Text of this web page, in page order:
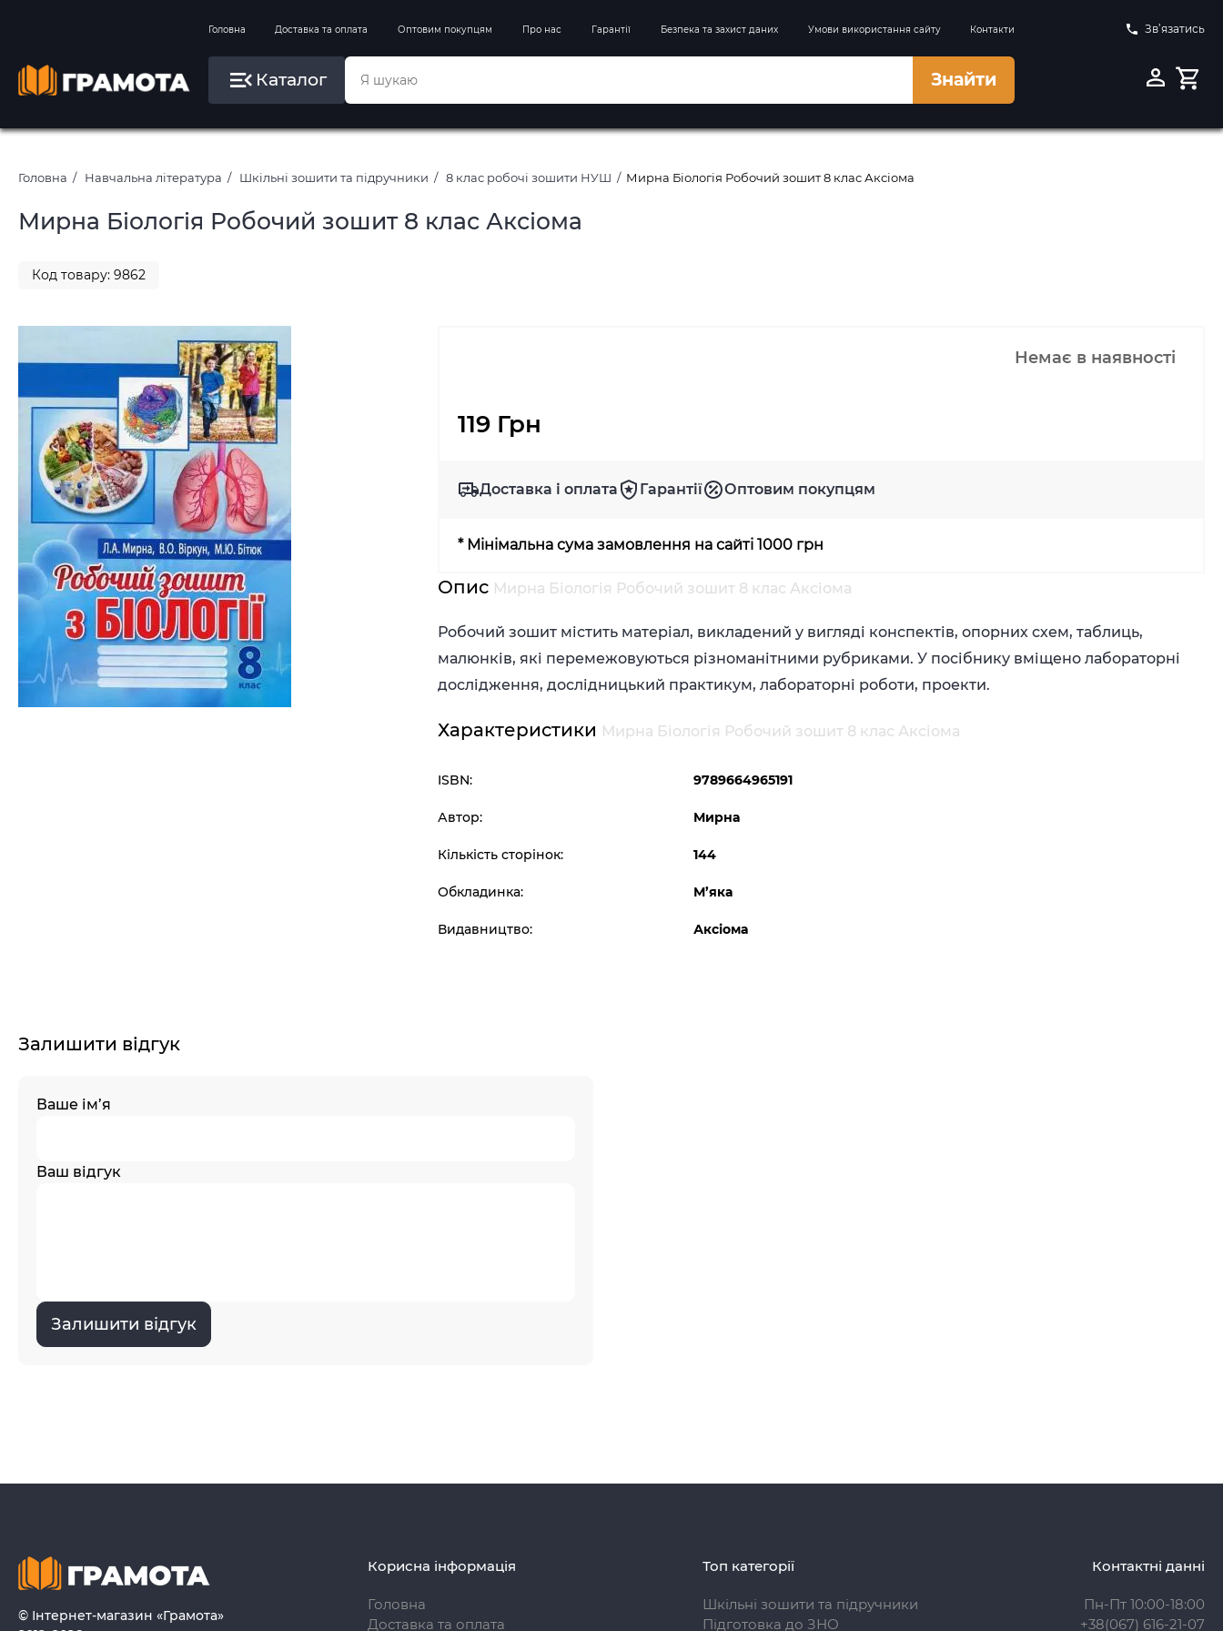
Головна Доставка та оплата Оптовим покупцям Про нас Гарантії Безпека та захист даних Умови використання сайту Контакти Зв’язатись
Каталог Знайти
Вправи на зимові канікули
Літо, пляж, плавання, басейни
Картини за номерами
Головна Навчальна література Шкільні зошити та підручники 8 клас робочі зошити НУШ Мирна Біологія Робочий зошит 8 клас Аксіома
Мирна Біологія Робочий зошит 8 клас Аксіома
Код товару: 9862
Немає в наявності
119 Грн
Доставка і оплата Гарантії Оптовим покупцям
* Мінімальна сума замовлення на сайті 1000 грн
Опис Мирна Біологія Робочий зошит 8 клас Аксіома
Робочий зошит містить матеріал, викладений у вигляді конспектів, опорних схем, таблиць,
малюнків, які перемежовуються різноманітними рубриками. У посібнику вміщено лабораторні
дослідження, дослідницький практикум, лабораторні роботи, проекти.
Характеристики Мирна Біологія Робочий зошит 8 клас Аксіома
ISBN: 9789664965191
Автор: Мирна
Кількість сторінок: 144
Обкладинка: М’яка
Видавництво: Аксіома
Залишити відгук
Ваше ім’я
Ваш відгук
Залишити відгук
© Інтернет-магазин «Грамота»
Корисна інформація
Головна
Доставка та оплата
Топ категорії
Шкільні зошити та підручники
Підготовка до ЗНО
Контактні данні
Пн-Пт 10:00-18:00
+38(067) 616-21-07